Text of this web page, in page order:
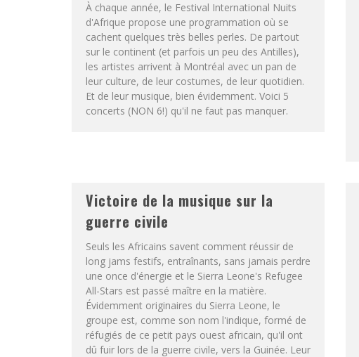
À chaque année, le Festival International Nuits
d'Afrique propose une programmation où se
cachent quelques très belles perles. De partout
sur le continent (et parfois un peu des Antilles),
les artistes arrivent à Montréal avec un pan de
leur culture, de leur costumes, de leur quotidien.
Et de leur musique, bien évidemment. Voici 5
concerts (NON 6!) qu'il ne faut pas manquer.
Victoire de la musique sur la
guerre civile
Seuls les Africains savent comment réussir de
long jams festifs, entraînants, sans jamais perdre
une once d'énergie et le Sierra Leone's Refugee
All-Stars est passé maître en la matière.
Évidemment originaires du Sierra Leone, le
groupe est, comme son nom l'indique, formé de
réfugiés de ce petit pays ouest africain, qu'il ont
dû fuir lors de la guerre civile, vers la Guinée. Leur